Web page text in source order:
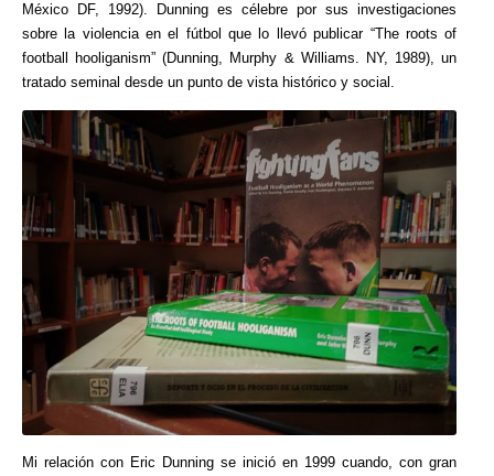
México DF, 1992). Dunning es célebre por sus investigaciones
sobre la violencia en el fútbol que lo llevó publicar “The roots of
football hooliganism” (Dunning, Murphy & Williams. NY, 1989), un
tratado seminal desde un punto de vista histórico y social.
Mi relación con Eric Dunning se inició en 1999 cuando, con gran